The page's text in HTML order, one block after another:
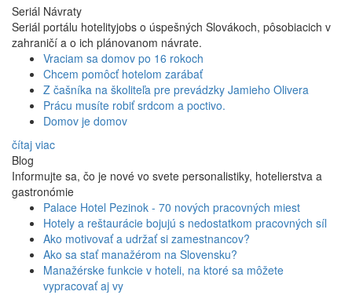
Seriál Návraty
Seriál portálu hotelityjobs o úspešných Slovákoch, pôsobiacich v
zahraničí a o ich plánovanom návrate.
Vraciam sa domov po 16 rokoch
Chcem pomôcť hotelom zarábať
Z čašníka na školiteľa pre prevádzky Jamieho Olivera
Prácu musíte robiť srdcom a poctivo.
Domov je domov
čítaj viac
Blog
Informujte sa, čo je nové vo svete personalistiky, hotelierstva a
gastronómie
Palace Hotel Pezinok - 70 nových pracovných miest
Hotely a reštaurácie bojujú s nedostatkom pracovných síl
Ako motivovať a udržať si zamestnancov?
Ako sa stať manažérom na Slovensku?
Manažérske funkcie v hoteli, na ktoré sa môžete
vypracovať aj vy